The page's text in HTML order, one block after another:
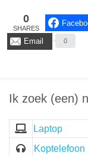
0
SHARES
Email 0
Ik zoek (een)
Laptop
Koptelefoon